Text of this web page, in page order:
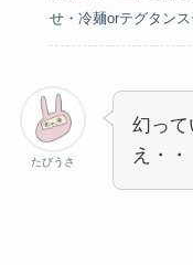
せ・冷麺orテグタン
たびうさ
幻っ
え・・